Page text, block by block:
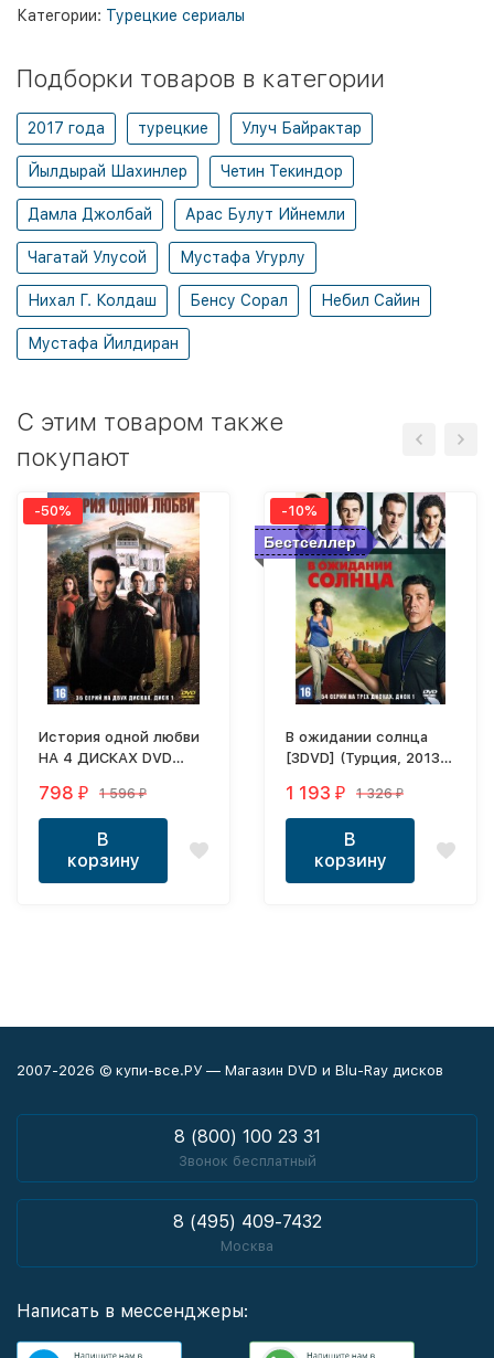
Категории: Турецкие сериалы
Подборки товаров в категории
2017 года турецкие Улуч Байрактар
Йылдырай Шахинлер Четин Текиндор
Дамла Джолбай Арас Булут Ийнемли
Чагатай Улусой Мустафа Угурлу
Нихал Г. Колдаш Бенсу Сорал Небил Сайин
Мустафа Йилдиран
C этим товаром также
покупают
-50%
История одной любви
НА 4 ДИСКАХ DVD
полная версия, 36
серий)
798 ₽ 1 596₽
В
корзину
Бестселлер
-10%
В ожидании солнца
[3DVD] (Турция, 2013-
54 серии)
1 193 ₽ 1 326₽
В
корзину
2007-2026 © купи-все.РУ — Магазин DVD и Blu-Ray дисков
8 (800) 100 23 31
Звонок бесплатный
8 (495) 409-7432
Москва
Написать в мессенджеры: